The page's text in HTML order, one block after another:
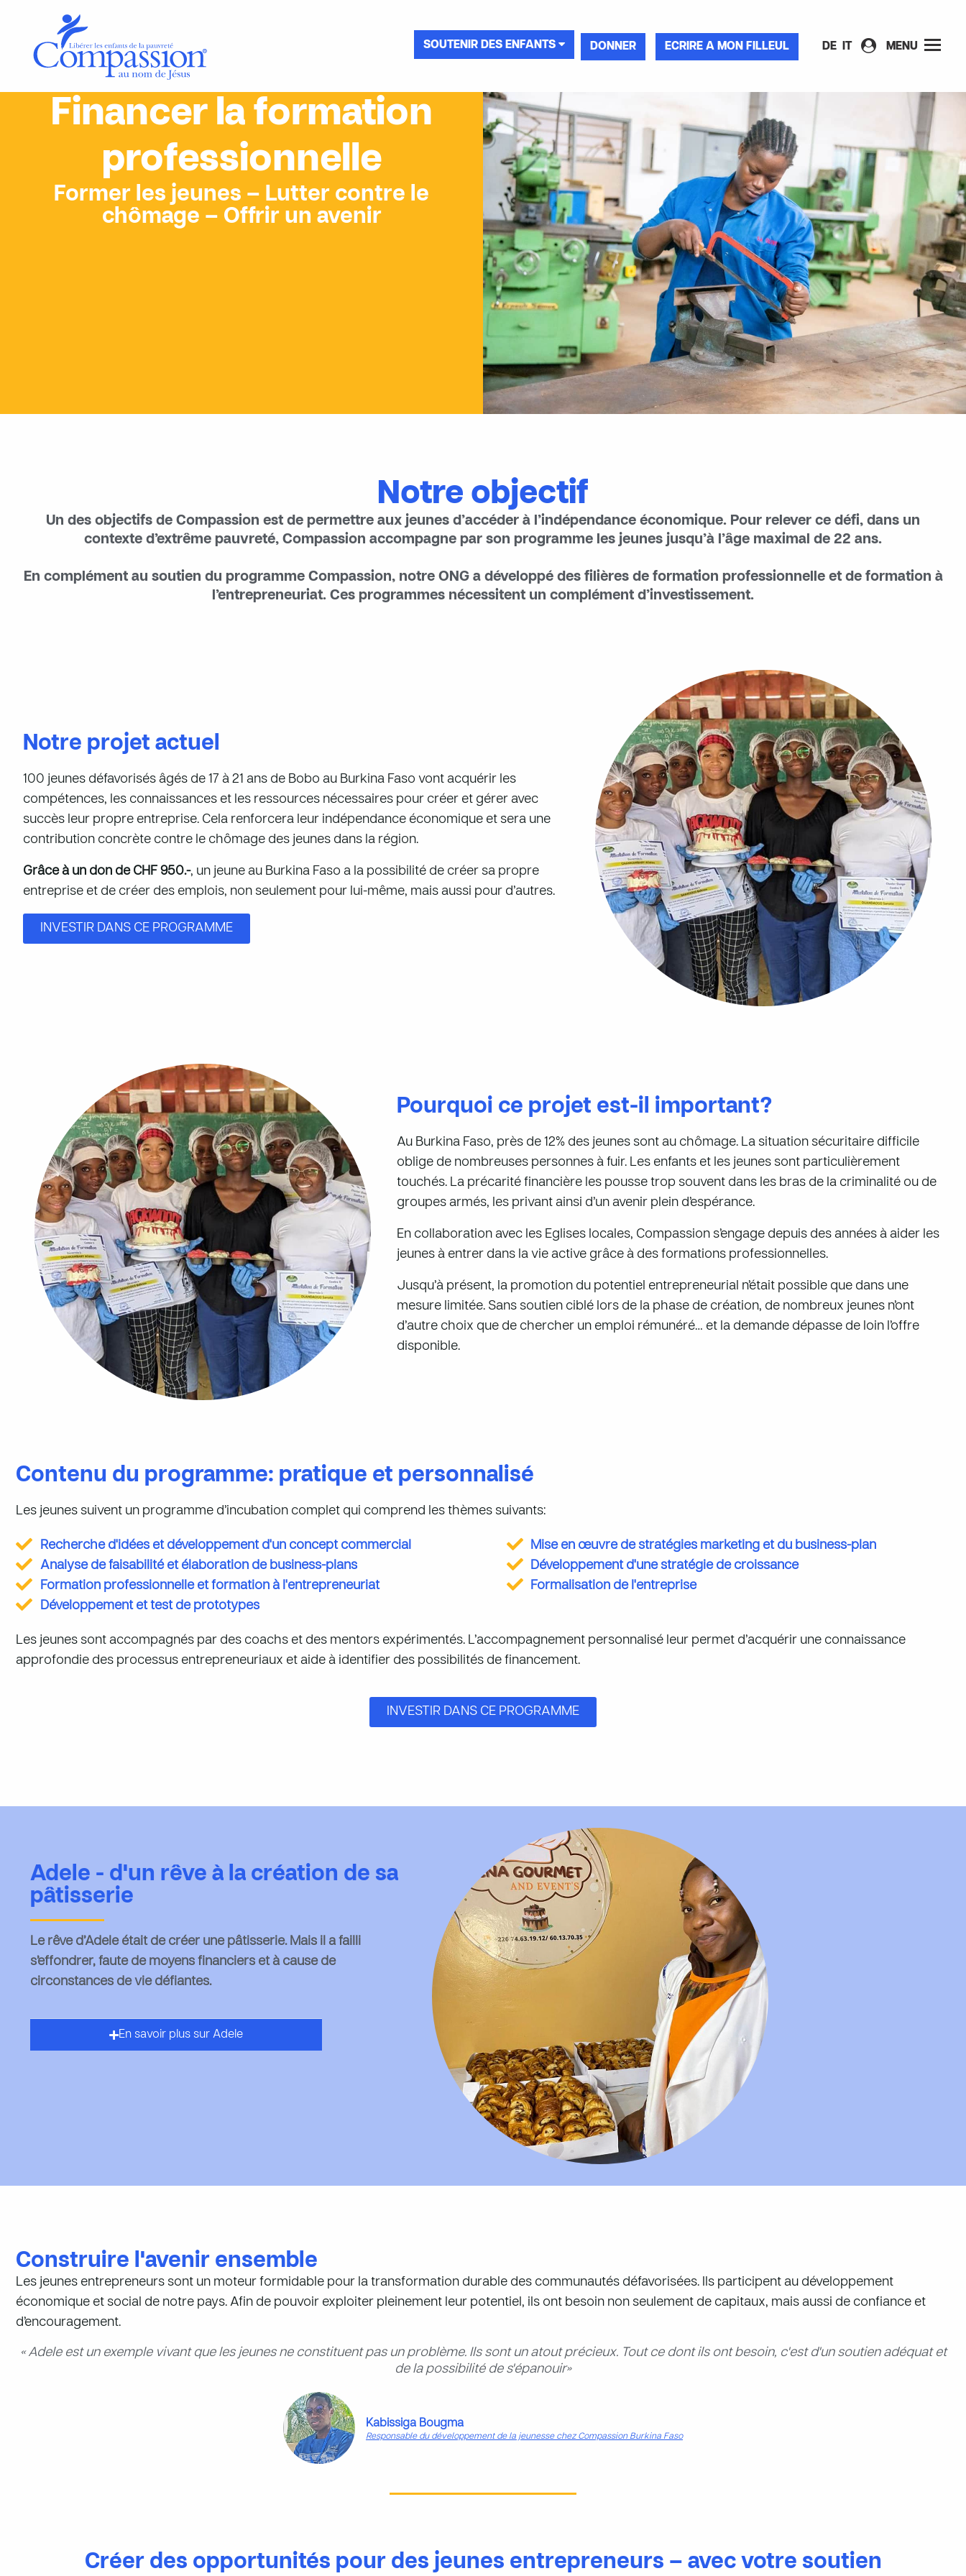
SOUTENIR DES ENFANTS DONNER ECRIRE A MON FILLEUL DE IT MENU
Financer la formation
professionnelle
Former les jeunes – Lutter contre le
chômage – Offrir un avenir
Notre objectif
Un des objectifs de Compassion est de permettre aux jeunes d’accéder à l’indépendance économique. Pour relever ce défi, dans un
contexte d’extrême pauvreté, Compassion accompagne par son programme les jeunes jusqu’à l’âge maximal de 22 ans.
En complément au soutien du programme Compassion, notre ONG a développé des filières de formation professionnelle et de formation à
l’entrepreneuriat. Ces programmes nécessitent un complément d’investissement.
Notre projet actuel
100 jeunes défavorisés âgés de 17 à 21 ans de Bobo au Burkina Faso vont acquérir les
compétences, les connaissances et les ressources nécessaires pour créer et gérer avec
succès leur propre entreprise. Cela renforcera leur indépendance économique et sera une
contribution concrète contre le chômage des jeunes dans la région.
Grâce à un don de CHF 950.-, un jeune au Burkina Faso a la possibilité de créer sa propre
entreprise et de créer des emplois, non seulement pour lui-même, mais aussi pour d’autres.
INVESTIR DANS CE PROGRAMME
Pourquoi ce projet est-il important?
Au Burkina Faso, près de 12% des jeunes sont au chômage. La situation sécuritaire difficile
oblige de nombreuses personnes à fuir. Les enfants et les jeunes sont particulièrement
touchés. La précarité financière les pousse trop souvent dans les bras de la criminalité ou de
groupes armés, les privant ainsi d’un avenir plein d’espérance.
En collaboration avec les Eglises locales, Compassion s’engage depuis des années à aider les
jeunes à entrer dans la vie active grâce à des formations professionnelles.
Jusqu’à présent, la promotion du potentiel entrepreneurial n’était possible que dans une
mesure limitée. Sans soutien ciblé lors de la phase de création, de nombreux jeunes n’ont
d’autre choix que de chercher un emploi rémunéré… et la demande dépasse de loin l’offre
disponible.
Contenu du programme: pratique et personnalisé
Les jeunes suivent un programme d’incubation complet qui comprend les thèmes suivants:
Recherche d'idées et développement d'un concept commercial
Analyse de faisabilité et élaboration de business-plans
Formation professionnelle et formation à l'entrepreneuriat
Développement et test de prototypes
Mise en œuvre de stratégies marketing et du business-plan
Développement d'une stratégie de croissance
Formalisation de l'entreprise
Les jeunes sont accompagnés par des coachs et des mentors expérimentés. L’accompagnement personnalisé leur permet d’acquérir une connaissance
approfondie des processus entrepreneuriaux et aide à identifier des possibilités de financement.
INVESTIR DANS CE PROGRAMME
Adele - d'un rêve à la création de sa
pâtisserie
Le rêve d’Adele était de créer une pâtisserie. Mais il a failli
s’effondrer, faute de moyens financiers et à cause de
circonstances de vie défiantes.
En savoir plus sur Adele
Construire l'avenir ensemble
Les jeunes entrepreneurs sont un moteur formidable pour la transformation durable des communautés défavorisées. Ils participent au développement
économique et social de notre pays. Afin de pouvoir exploiter pleinement leur potentiel, ils ont besoin non seulement de capitaux, mais aussi de confiance et
d’encouragement.
« Adele est un exemple vivant que les jeunes ne constituent pas un problème. Ils sont un atout précieux. Tout ce dont ils ont besoin, c'est d'un soutien adéquat et
de la possibilité de s'épanouir»
Kabissiga Bougma
Responsable du développement de la jeunesse chez Compassion Burkina Faso
Créer des opportunités pour des jeunes entrepreneurs – avec votre soutien